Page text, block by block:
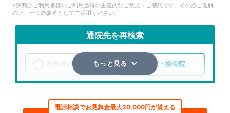
※評判はご利用者様のご利用当時の主観的なご意見・ご感想です。その点ご理解
の上、一つの参考としてご活用ください。
通院先を再検索
整形外科 整骨院・接骨院
もっと見る
電話相談でお見舞金最大20,000円が貰える